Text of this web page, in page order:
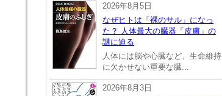
2026年8月5日
なぜヒトは「裸のサル」になっ
た？ 人体最大の臓器「皮膚」の
謎に迫る
人体には脳や心臓など、生命維持
に欠かせない重要な臓...
2026年8月3日